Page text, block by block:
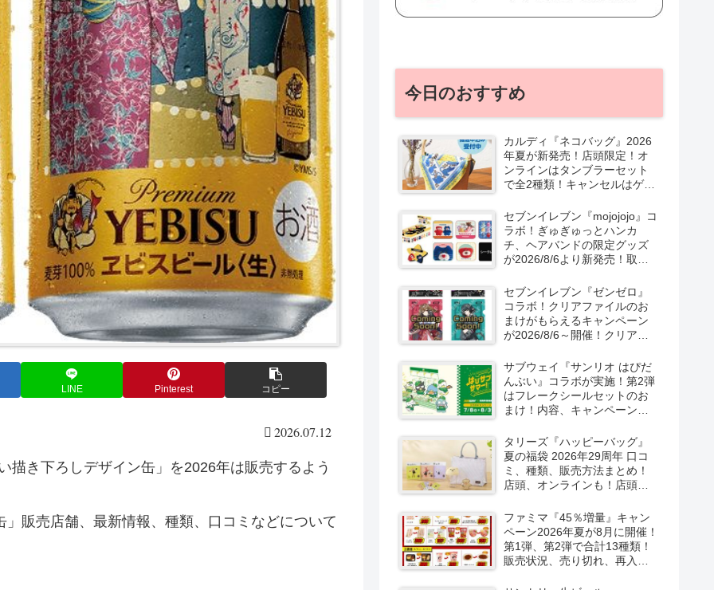
LINE Pinterest コピー
2026.07.12
描き下ろしデザイン缶」を2026年は販売するよう
販売店舗、最新情報、種類、口コミなどについて
今日のおすすめ
カルディ『ネコバッグ』2026
年夏が新発売！店頭限定！オ
ンラインはタンブラーセット
で全2種類！キャンセルはゲリ
セブンイレブン『mojojojo』コ
ラボ！ぎゅぎゅっとハンカ
チ、ヘアバンドの限定グッズ
が2026/8/6より新発売！取扱
セブンイレブン『ゼンゼロ』
コラボ！クリアファイルのお
まけがもらえるキャンペーン
が2026/8/6～開催！クリアカ
売！
サブウェイ『サンリオ はぴだ
んぶい』コラボが実施！第2弾
はフレークシールセットのお
まけ！内容、キャンペーンま
タリーズ『ハッピーバッグ』
夏の福袋 2026年29周年 口コ
ミ、種類、販売方法まとめ！
店頭、オンラインも！店頭と
ファミマ『45％増量』キャン
ペーン2026年夏が8月に開催！
第1弾、第2弾で合計13種類！
販売状況、売り切れ、再入荷